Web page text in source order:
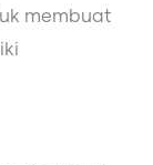
membuat